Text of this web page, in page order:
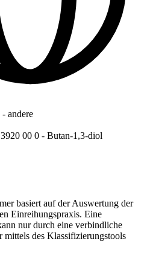
- andere
00 0 - Butan-1,3-diol
basiert auf der Auswertung der
Einreihungspraxis. Eine
nur durch eine verbindliche
mittels des Klassifizierungstools